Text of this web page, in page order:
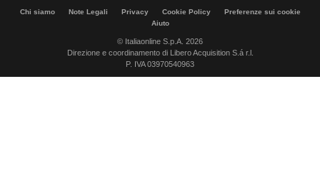
Chi siamo Note Legali Privacy Cookie Policy
Preferenze sui cookie
Aiuto
© Italiaonline S.p.A. 2026
Direzione e coordinamento di Libero Acquisition S.á r.l.
P. IVA 03970540963